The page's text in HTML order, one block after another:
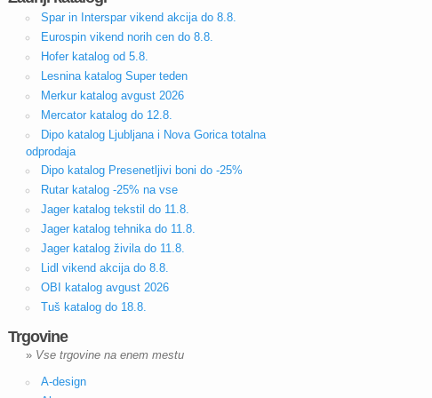
Spar in Interspar vikend akcija do 8.8.
Eurospin vikend norih cen do 8.8.
Hofer katalog od 5.8.
Lesnina katalog Super teden
Merkur katalog avgust 2026
Mercator katalog do 12.8.
Dipo katalog Ljubljana i Nova Gorica totalna
odprodaja
Dipo katalog Presenetljivi boni do -25%
Rutar katalog -25% na vse
Jager katalog tekstil do 11.8.
Jager katalog tehnika do 11.8.
Jager katalog živila do 11.8.
Lidl vikend akcija do 8.8.
OBI katalog avgust 2026
Tuš katalog do 18.8.
Trgovine
» Vse trgovine na enem mestu
A-design